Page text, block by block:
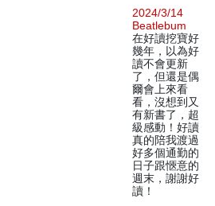
2024/3/14
Beatlebum
在好讀挖寶好
幾年，以為好
讀不會更新
了，但還是偶
爾會上來看
看，沒想到又
有新書了，超
級感動！好讀
真的陪我渡過
好多個通勤的
日子跟愜意的
週末，謝謝好
讀！